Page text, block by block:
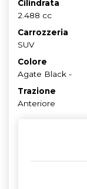
Cilindrata
2.488 cc
Carrozzeria
SUV
Colore
Agate Black -
Trazione
Anteriore